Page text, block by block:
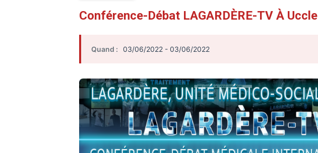
Conférence-Débat LAGARDÈRE-TV À Uccle
Quand : 03/06/2022 - 03/06/2022